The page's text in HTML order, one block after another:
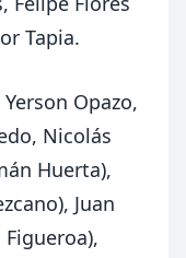
Tapia.
Opazo,
Nicolás
Huerta),
Juan
Figueroa),